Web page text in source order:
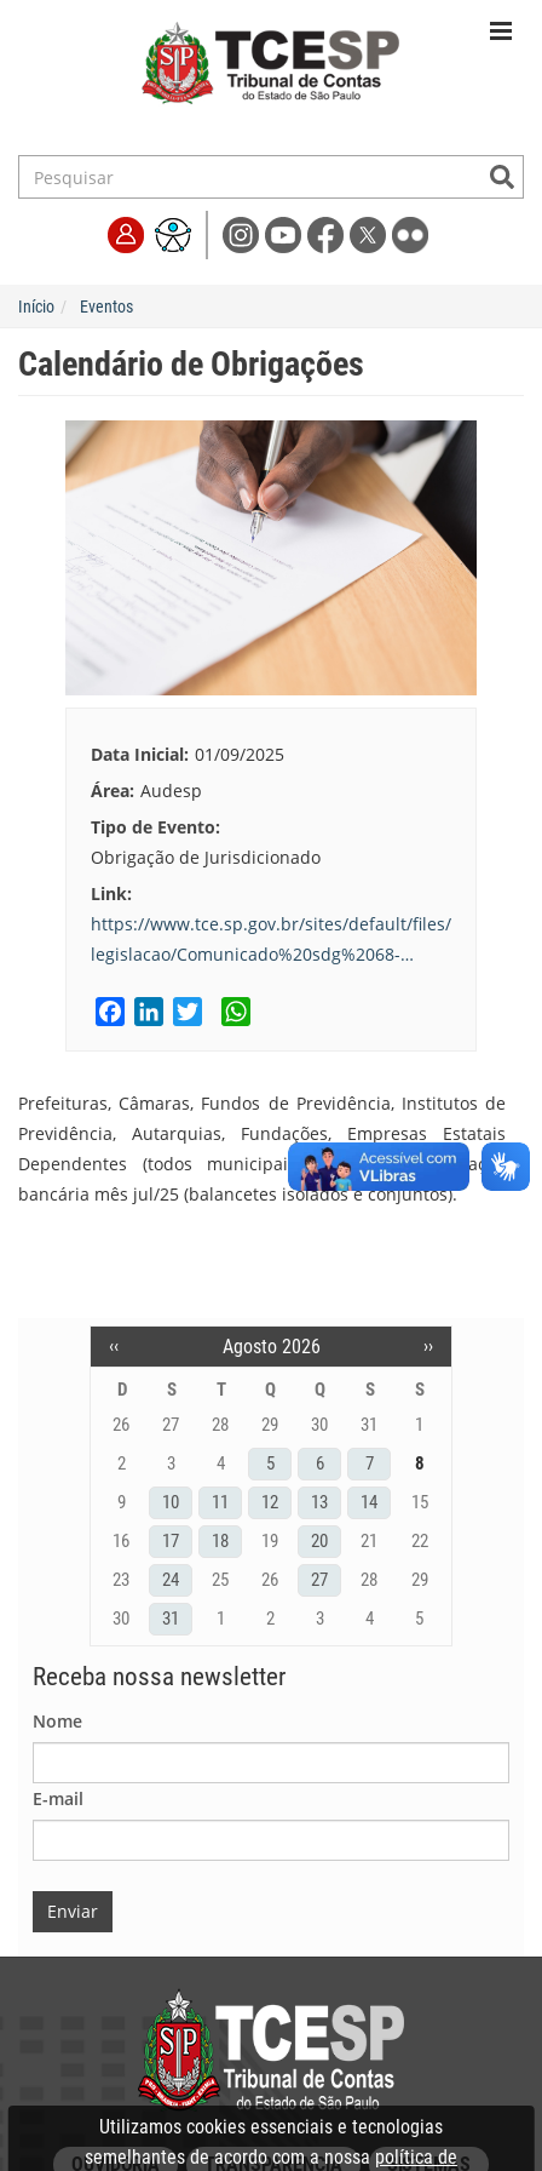
Início Eventos
Calendário de Obrigações
Data Inicial: 01/09/2025
Área: Audesp
Tipo de Evento:
Obrigação de Jurisdicionado
Link:
https://www.tce.sp.gov.br/sites/default/files/
legislacao/Comunicado%20sdg%2068-…
e
b
o
o
k
k
e
d
I
t
t
e
t
s
A
p
Prefeituras, Câmaras, Fundos de Previdência, Institutos de
Previdência, Autarquias, Fundações, Empresas Estatais
Dependentes (todos municipais): envio da conciliação
bancária mês jul/25 (balancetes isolados e conjuntos).
Pagination
‹‹ Agosto 2026
››
D
S T Q Q S
S
26
27 28 29 30 31
1
2
3 4 5 6 7
8
9
10 11 12 13 14
15
16
17 18 19 20 21
22
23
24 25 26 27 28
29
30
31 1 2 3 4 5
Receba nossa newsletter
Nome
E-mail
Enviar
OUVIDORIA TRANSPARÊNCIA SISTEMAS
Utilizamos cookies essenciais e tecnologias
semelhantes de acordo com a nossapolítica de